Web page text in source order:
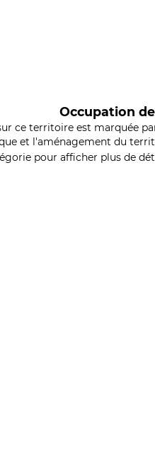
Occupation
ce territoire est marquée
et l'aménagement du
pour afficher plus de